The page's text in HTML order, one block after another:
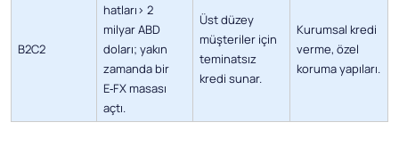
B2C2
hatları> 2
milyar ABD
doları; yakın
zamanda bir
E‑FX masası
açtı.
Üst düzey
müşteriler için
teminatsız
kredi sunar.
Kurumsal kredi
verme, özel
koruma yapıları.